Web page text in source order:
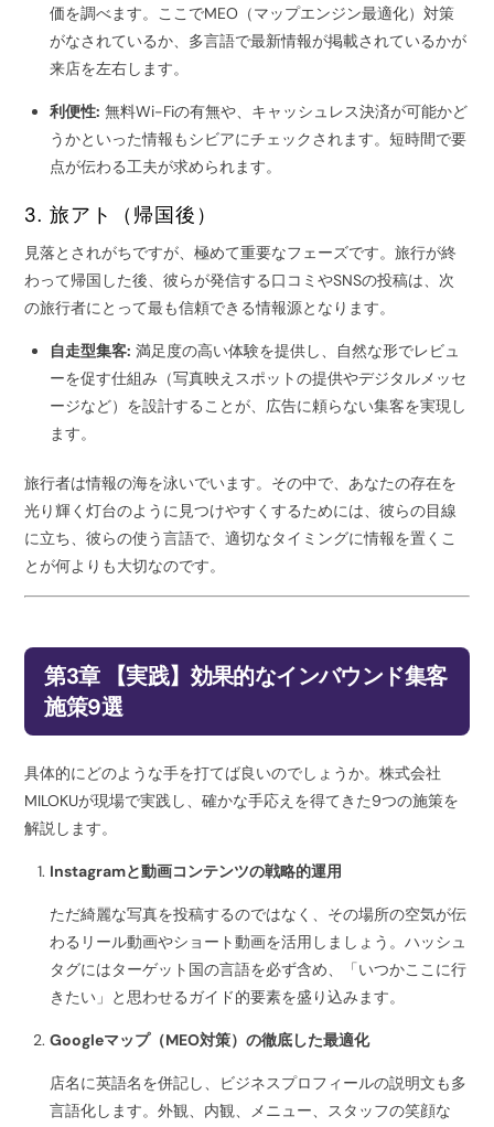
価を調べます。ここでMEO（マップエンジン最適化）対策
がなされているか、多言語で最新情報が掲載されているかが
来店を左右します。
利便性: 無料Wi-Fiの有無や、キャッシュレス決済が可能かど
うかといった情報もシビアにチェックされます。短時間で要
点が伝わる工夫が求められます。
3. 旅アト（帰国後）
見落とされがちですが、極めて重要なフェーズです。旅行が終
わって帰国した後、彼らが発信する口コミやSNSの投稿は、次
の旅行者にとって最も信頼できる情報源となります。
自走型集客: 満足度の高い体験を提供し、自然な形でレビュ
ーを促す仕組み（写真映えスポットの提供やデジタルメッセ
ージなど）を設計することが、広告に頼らない集客を実現し
ます。
旅行者は情報の海を泳いでいます。その中で、あなたの存在を
光り輝く灯台のように見つけやすくするためには、彼らの目線
に立ち、彼らの使う言語で、適切なタイミングに情報を置くこ
とが何よりも大切なのです。
第3章 【実践】効果的なインバウンド集客
施策9選
具体的にどのような手を打てば良いのでしょうか。株式会社
MILOKUが現場で実践し、確かな手応えを得てきた9つの施策を
解説します。
Instagramと動画コンテンツの戦略的運用
ただ綺麗な写真を投稿するのではなく、その場所の空気が伝
わるリール動画やショート動画を活用しましょう。ハッシュ
タグにはターゲット国の言語を必ず含め、「いつかここに行
きたい」と思わせるガイド的要素を盛り込みます。
Googleマップ（MEO対策）の徹底した最適化
店名に英語名を併記し、ビジネスプロフィールの説明文も多
言語化します。外観、内観、メニュー、スタッフの笑顔な